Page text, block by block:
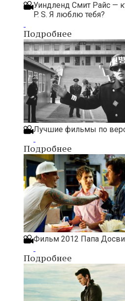
Уиндленд Смит Райс —
P. S. Я люблю тебя?
Подробнее
Лучшие фильмы по
Подробнее
Фильм 2012 Папа
Подробнее